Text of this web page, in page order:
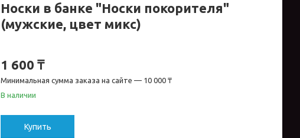
Носки в банке "Носки покорителя"
(мужские, цвет микс)
1 600 ₸
Минимальная сумма заказа на сайте — 10 000 ₸
В наличии
Купить